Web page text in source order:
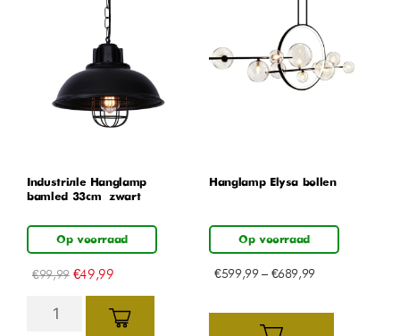
Industriële Hanglamp
bamled 33cm – zwart
Op voorraad
€99,99 €49,99
Hanglamp Elysa bollen
Op voorraad
€599,99– €689,99